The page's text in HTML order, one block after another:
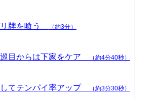
リ牌を喰う （約3分）
巡目からは下家をケア （約4分40秒）
してテンパイ率アップ （約3分30秒）